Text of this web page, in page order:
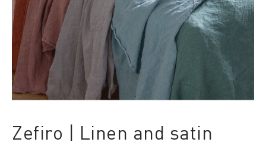
Zefiro | Linen and satin